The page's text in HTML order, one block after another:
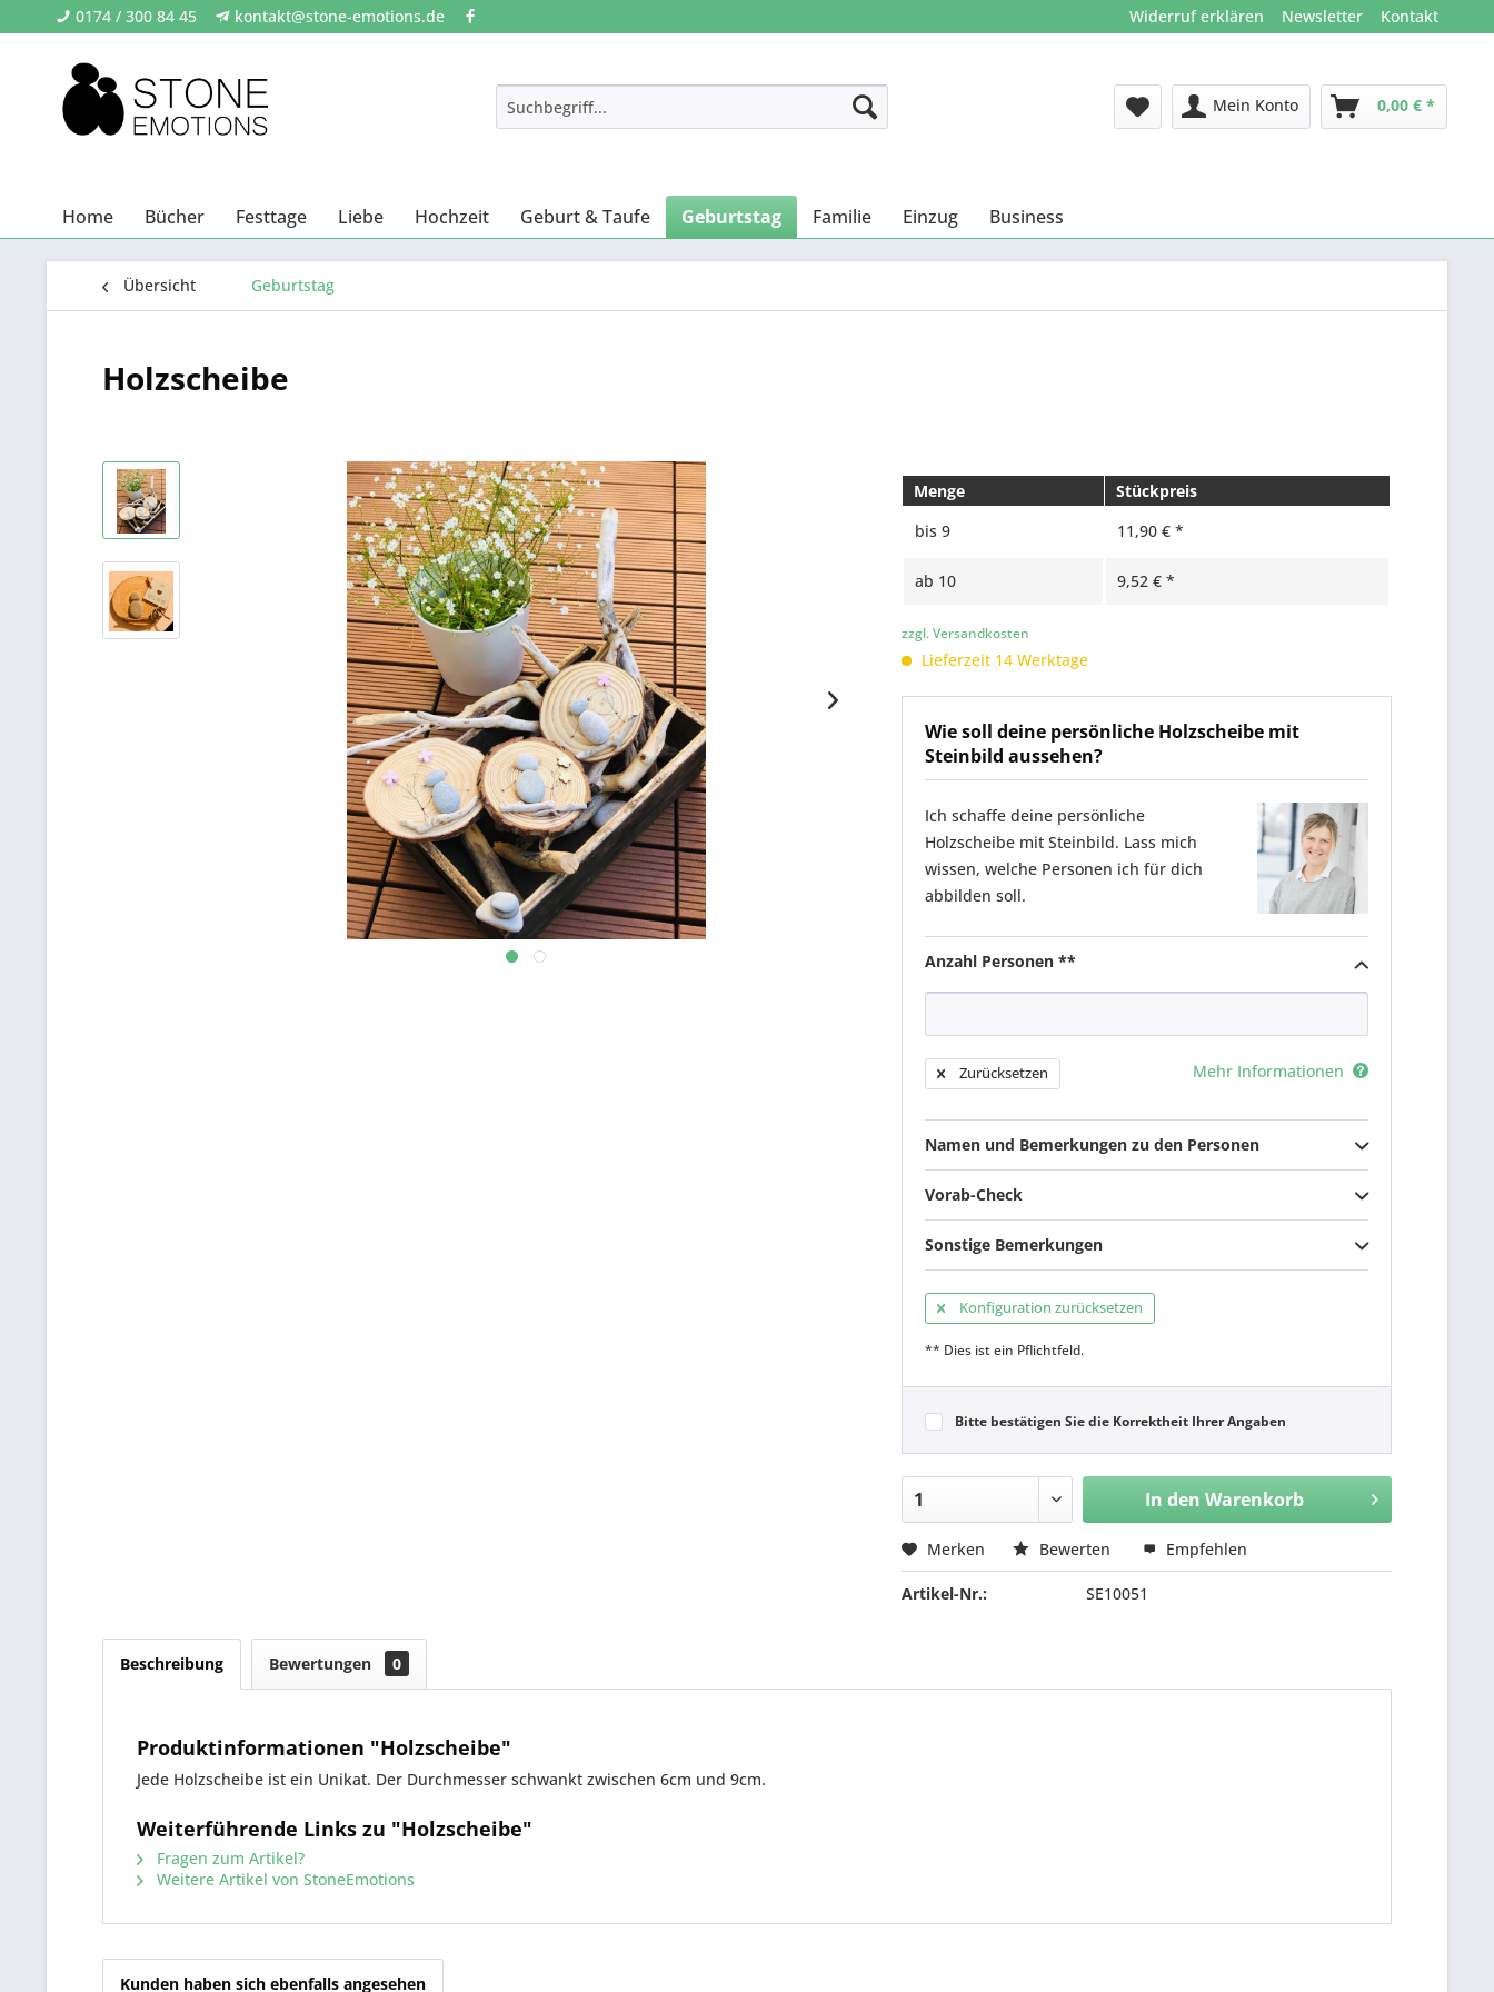
0174 / 300 84 45 kontakt@stone-emotions.de Widerruf erklären Newsletter Kontakt
Mein Konto 0,00 € *
Home Bücher Festtage Liebe Hochzeit Geburt & Taufe Geburtstag Familie Einzug Business
Übersicht Geburtstag
Holzscheibe
Menge
Stückpreis
bis9 11,90 € *
ab 10 9,52 € *
zzgl. Versandkosten
Lieferzeit 14 Werktage
Wie soll deine persönliche Holzscheibe mit
Steinbild aussehen?
Ich schaffe deine persönliche
Holzscheibe mit Steinbild. Lass mich
wissen, welche Personen ich für dich
abbilden soll.
Anzahl Personen **
Zurücksetzen Mehr Informationen
Namen und Bemerkungen zu den Personen
Vorab-Check
Sonstige Bemerkungen
Konfiguration zurücksetzen
** Dies ist ein Pflichtfeld.
Bitte bestätigen Sie die Korrektheit Ihrer Angaben
In den Warenkorb
Merken Bewerten Empfehlen
Artikel-Nr.: SE10051
Beschreibung Bewertungen 0
Produktinformationen "Holzscheibe"
Jede Holzscheibe ist ein Unikat. Der Durchmesser schwankt zwischen 6cm und 9cm.
Weiterführende Links zu "Holzscheibe"
Fragen zum Artikel?
Weitere Artikel von StoneEmotions
Kunden haben sich ebenfalls angesehen